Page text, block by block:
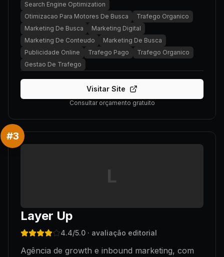
Search Engine Optimization
Otimizacao Para Motores De Busca
Trafego Organico
Marketing De Busca
Marketing Digital
Marketing De Conteudo
Marketing De Busca
Publicidade Online
Trafego Pago
Trafego Organico
Gestao De Trafego
Visitar Site
Consultar orçamento gratuito
#3
L
Layer Up
4.4/5.0 · avaliação editorial
Agência de growth e inbound marketing, com